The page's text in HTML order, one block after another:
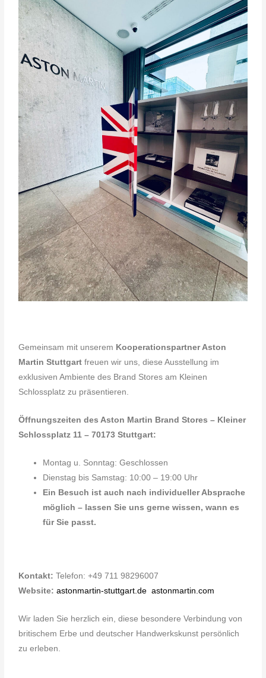
Gemeinsam mit unserem Kooperationspartner Aston
Martin Stuttgart freuen wir uns, diese Ausstellung im
exklusiven Ambiente des Brand Stores am Kleinen
Schlossplatz zu präsentieren.
Öffnungszeiten des Aston Martin Brand Stores – Kleiner
Schlossplatz 11 – 70173 Stuttgart:
Montag u. Sonntag: Geschlossen
Dienstag bis Samstag: 10:00 – 19:00 Uhr
Ein Besuch ist auch nach individueller Absprache
möglich – lassen Sie uns gerne wissen, wann es
für Sie passt.
Kontakt:Telefon: +49 711 98296007
Website: astonmartin-stuttgart.de astonmartin.com
Wir laden Sie herzlich ein, diese besondere Verbindung von
britischem Erbe und deutscher Handwerkskunst persönlich
zu erleben.